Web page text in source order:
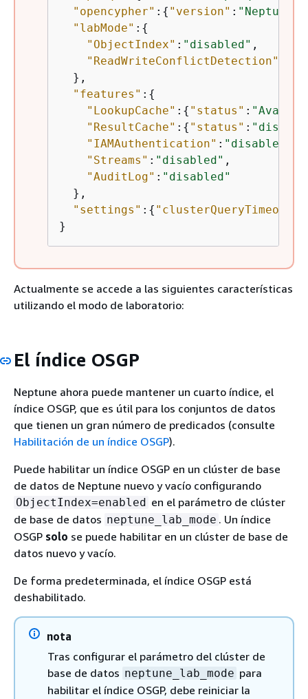
"opencypher" : { "version" : "Neptune-
"labMode" : {
"ObjectIndex" : "disabled" ,
"ReadWriteConflictDetection"
  },
"features" : {
"LookupCache" : { "status" :
"ResultCache" : { "status" :
"IAMAuthentication" : "disabled"
"Streams" : "disabled" ,
"AuditLog" : "disabled"
  },
"settings" : {
}
Actualmente se accede a las siguientes características
utilizando el modo de laboratorio:
El índice OSGP
Neptune ahora puede mantener un cuarto índice, el
índice OSGP, que es útil para los conjuntos de datos
que tienen un gran número de predicados (consulte
Habilitación de un índice OSGP).
Puede habilitar un índice OSGP en un clúster de base
de datos de Neptune nuevo y vacío configurando
ObjectIndex=enabled en el parámetro de clúster
de base de datos neptune_lab_mode . Un índice
OSGP solo se puede habilitar en un clúster de base de
datos nuevo y vacío.
De forma predeterminada, el índice OSGP está
deshabilitado.
nota
Tras configurar el parámetro del clúster de
base de datos neptune_lab_mode para
habilitar el índice OSGP, debe reiniciar la